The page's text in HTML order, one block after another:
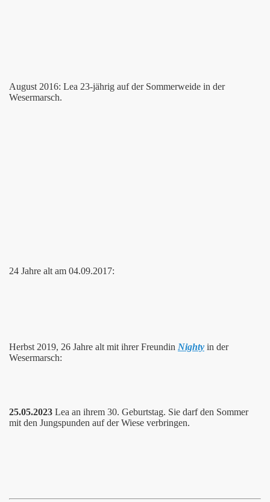
August 2016: Lea 23-jährig auf der Sommerweide in der
Wesermarsch.
24 Jahre alt am 04.09.2017:
Herbst 2019, 26 Jahre alt mit ihrer Freundin Nighty in der
Wesermarsch:
25.05.2023 Lea an ihrem 30. Geburtstag. Sie darf den Sommer
mit den Jungspunden auf der Wiese verbringen.